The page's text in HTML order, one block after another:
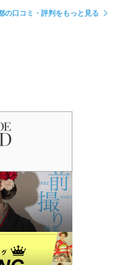
の口コミ・評判をもっと見る